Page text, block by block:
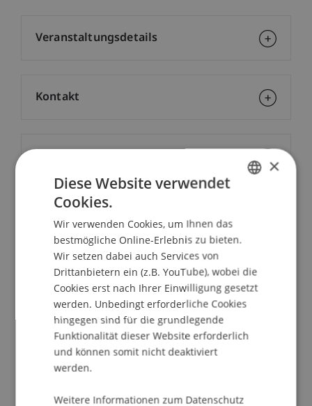
Dozierende:
Michael Kurt Frommelt
Kostas Iordanidis
Prof. em. Dr. Marco J. Menichetti
School/Professur:
MSc in Finance
"Measuring" and "managing" market risk has
been the cornerstone of financial risk
participants are exposed to such as liquidity risk
Veranstaltungsdetails
Kontakt
×
Diese Website verwendet
Cookies.
Wir verwenden Cookies, um Ihnen das
bestmögliche Online-Erlebnis zu bieten.
Wir setzen dabei auch Services von
Drittanbietern ein (z.B. YouTube), wobei die
Cookies erst nach Ihrer Einwilligung gesetzt
werden. Unbedingt erforderliche Cookies
hingegen sind für die grundlegende
Funktionalität dieser Website erforderlich
und können somit nicht deaktiviert
werden.
Weitere Informationen zum Datenschutz